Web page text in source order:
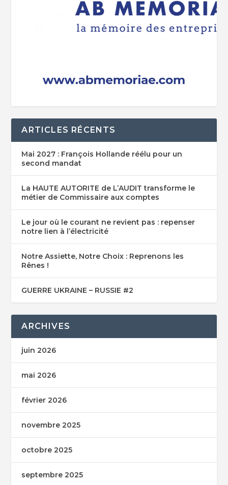
ARTICLES RÉCENTS
Mai 2027 : François Hollande réélu pour un
second mandat
La HAUTE AUTORITE de L’AUDIT transforme le
métier de Commissaire aux comptes
Le jour où le courant ne revient pas : repenser
notre lien à l’électricité
Notre Assiette, Notre Choix : Reprenons les
Rênes !
GUERRE UKRAINE – RUSSIE #2
ARCHIVES
juin 2026
mai 2026
février 2026
novembre 2025
octobre 2025
septembre 2025